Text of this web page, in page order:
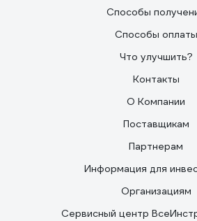
Способы
Способы оплаты
Что улучшить?
Контакты
О Компании
Поставщикам
Партнерам
Информация для
Организациям
Сервисный центр